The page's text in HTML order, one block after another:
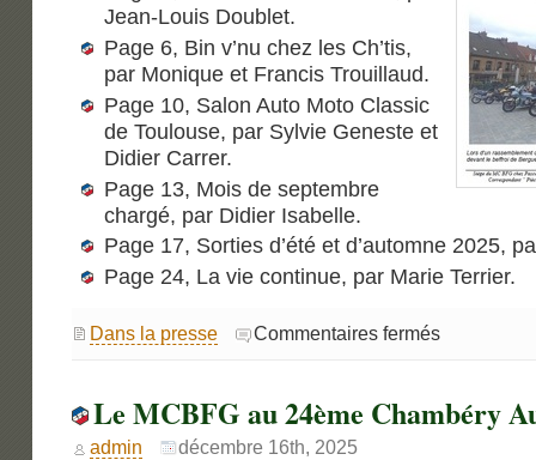
Jean-Louis Doublet.
Page 6, Bin v’nu chez les Ch’tis,
par Monique et Francis Trouillaud.
Page 10, Salon Auto Moto Classic
de Toulouse, par Sylvie Geneste et
Didier Carrer.
Page 13, Mois de septembre
chargé, par Didier Isabelle.
Page 17, Sorties d’été et d’automne 2025,
Page 24, La vie continue, par Marie Terrier.
Dans la presse Commentaires ferméssur
La
159
Le MCBFG au 24ème Chambéry
admin décembre 16th, 2025